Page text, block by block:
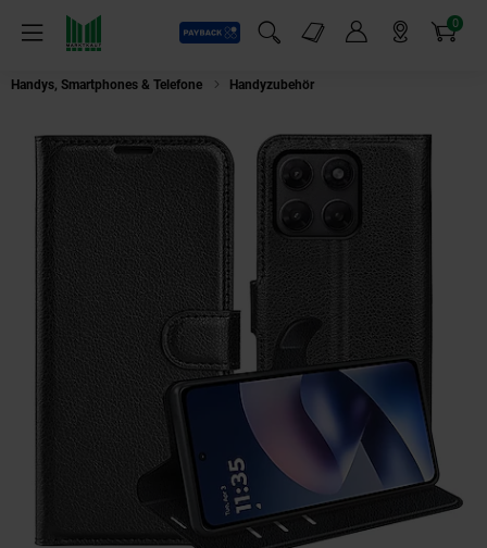
Menü
Payback
Suchfeld einblenden
Markt-Angebote 0
Artikel
Handys, Smartphones & Telefone Handyzubehör